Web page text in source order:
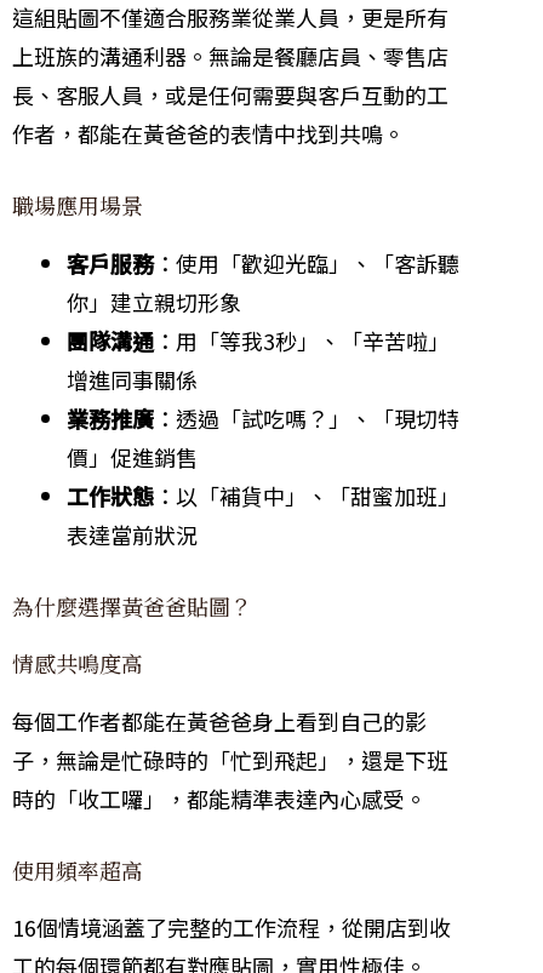
這組貼圖不僅適合服務業從業人員，更是所有
上班族的溝通利器。無論是餐廳店員、零售店
長、客服人員，或是任何需要與客戶互動的工
作者，都能在黃爸爸的表情中找到共鳴。
職場應用場景
客戶服務：使用「歡迎光臨」、「客訴聽
你」建立親切形象
團隊溝通 ：用「等我3秒」、「辛苦啦」
增進同事關係
業務推廣 ：透過「試吃嗎？」、「現切特
價」促進銷售
工作狀態 ：以「補貨中」、「甜蜜加班」
表達當前狀況
為什麼選擇黃爸爸貼圖？
情感共鳴度高
每個工作者都能在黃爸爸身上看到自己的影
子，無論是忙碌時的「忙到飛起」，還是下班
時的「收工囉」，都能精準表達內心感受。
使用頻率超高
16個情境涵蓋了完整的工作流程，從開店到收
工的每個環節都有對應貼圖，實用性極佳。